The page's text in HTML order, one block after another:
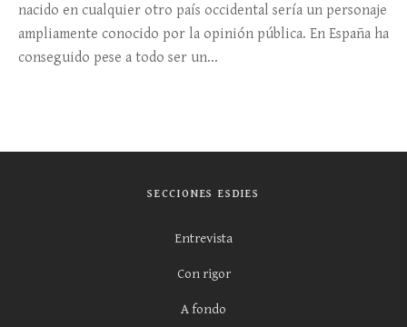
nacido en cualquier otro país occidental sería un personaje
ampliamente conocido por la opinión pública. En España ha
conseguido pese a todo ser un...
SECCIONES ESDIES
Entrevista
Con rigor
A fondo